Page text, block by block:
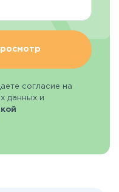
согласие на
данных и